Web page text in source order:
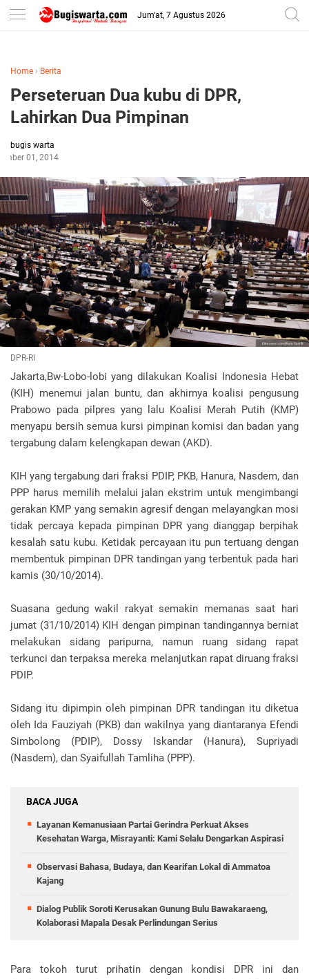
-->
Jum'at, 7 Agustus 2026
Home › Berita
Perseteruan Dua kubu di DPR,
Lahirkan Dua Pimpinan
bugis warta
01, 2014
DPR-RI
Jakarta,Bw-Lobo-lobi yang dilakukan Koalisi Indonesia Hebat
(KIH) menemui jalan buntu, dan akhirnya koalisi pengusung
Prabowo pada pilpres yang lalu Koalisi Merah Putih (KMP)
menyapu bersih semua kursi pimpinan komisi dan badan yang
tergabung dalam kelengkapan dewan (AKD).
KIH yang tergabung dari fraksi PDIP, PKB, Hanura, Nasdem, dan
PPP harus memilih melalui jalan ekstrim untuk mengimbangi
gerakan KMP yang semakin agresif dengan melayangkan mosi
tidak percaya kepada pimpinan DPR yang dianggap berpihak
kesalah satu kubu. Ketidak percayaan itu pun tertuang dengan
membentuk pimpinan DPR tandingan yang terbentuk pada hari
kamis (30/10/2014).
Suasana gedung wakil rakyat semakin memanas saat hari
jumat (31/10/2014) KIH dengan pimpinan tandingannya berniat
melakukan sidang paripurna, namun ruang sidang rapat
terkunci dan terpaksa mereka melanjutkan rapat diruang fraksi
PDIP.
Sidang itu dipimpin oleh pimpinan DPR tandingan itu diketua
oleh Ida Fauziyah (PKB) dan wakilnya yang diantaranya Efendi
Simbolong (PDIP), Dossy Iskandar (Hanura), Supriyadi
(Nasdem), dan Syaifullah Tamliha (PPP).
BACA JUGA
Layanan Kemanusiaan Partai Gerindra Perkuat Akses
Kesehatan Warga, Misrayanti: Kami Selalu Dengarkan Aspirasi
Observasi Bahasa, Budaya, dan Kearifan Lokal di Ammatoa
Kajang
Dialog Publik Soroti Kerusakan Gunung Bulu Bawakaraeng,
Kolaborasi Mapala Desak Perlindungan Serius
Para tokoh turut prihatin dengan kondisi DPR ini dan